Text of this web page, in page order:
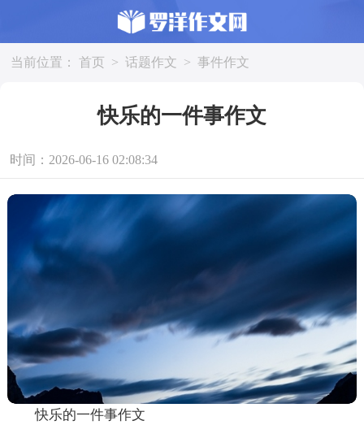
当前位置： 首页 > 话题作文 > 事件作文
快乐的一件事作文
时间：2026-06-16 02:08:34
快乐的一件事作文